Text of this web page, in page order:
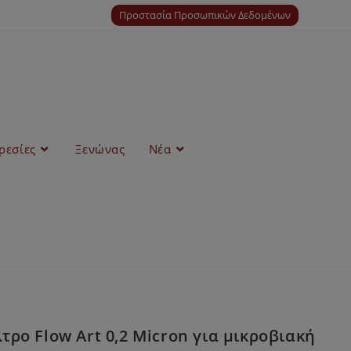
Προστασία Προσωπικών Δεδομένων
Ξενώνας Νέα
Flow Art 0,2 Μicron για μικροβιακή